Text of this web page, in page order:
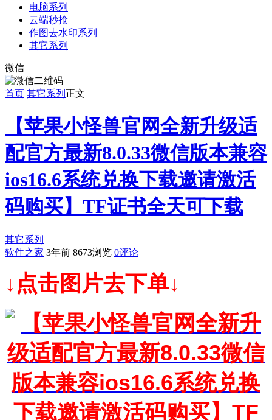
电脑系列
云端秒抢
作图去水印系列
其它系列
微信
首页 其它系列 正文
【苹果小怪兽官网全新升级适
配官方最新8.0.33微信版本兼容
ios16.6系统兑换下载邀请激活
码购买】TF证书全天可下载
其它系列
软件之家 3年前 8673浏览 0评论
↓点击图片去下单↓